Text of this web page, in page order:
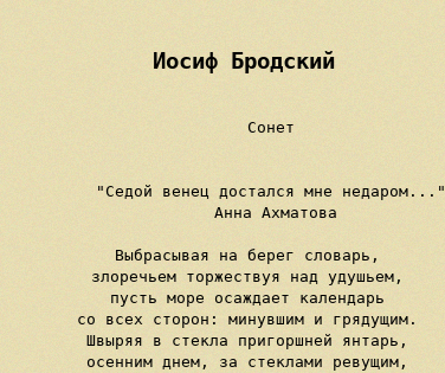
Иосиф Бродский
          Сонет
          "Седой венец достался мне недаром..."
           Анна Ахматова
     Выбрасывая на берег словарь,
     злоречьем торжествуя над удушьем,
     пусть море осаждает календарь
     со всех сторон: минувшим и грядущим.
     Швыряя в стекла пригоршней янтарь,
     осенним днем, за стеклами ревущим,